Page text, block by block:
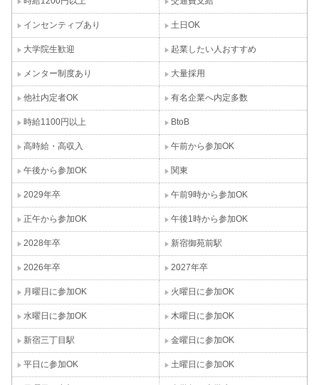
インセンティブあり 土日OK
大学院生歓迎 起業したい人おすすめ
メンター制度あり 大量採用
他社内定者OK 有名企業へ内定多数
時給1100円以上 BtoB
高時給・高収入 午前から参加OK
午後から参加OK 関東
2029年卒 午前9時から参加OK
正午から参加OK 午後1時から参加OK
2028年卒 新宿御苑前駅
2026年卒 2027年卒
月曜日に参加OK 火曜日に参加OK
水曜日に参加OK 木曜日に参加OK
新宿三丁目駅 金曜日に参加OK
平日に参加OK 土曜日に参加OK